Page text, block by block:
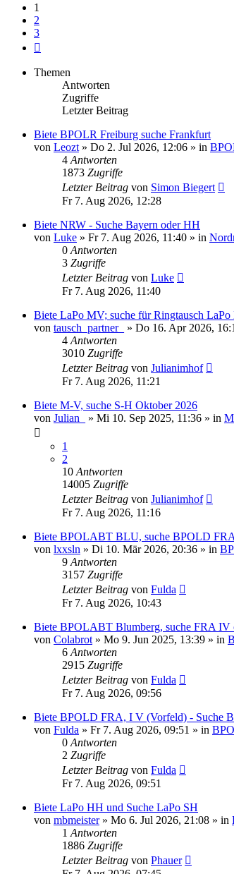
1
2
3
Themen
Antworten
Zugriffe
Letzter Beitrag
Biete BPOLR Freiburg suche Frankfurt
von Leozt » Do 2. Jul 2026, 12:06 » in
4 Antworten
1873 Zugriffe
Letzter Beitrag von Simon Biegert
Fr 7. Aug 2026, 12:28
Biete NRW - Suche Bayern oder HH
von Luke » Fr 7. Aug 2026, 11:40 » in
0 Antworten
3 Zugriffe
Letzter Beitrag von Luke
Fr 7. Aug 2026, 11:40
Biete LaPo MV; suche für Ringtausch LaPo
von tausch_partner_ » Do 16. Apr 2026,
4 Antworten
3010 Zugriffe
Letzter Beitrag von Julianimhof
Fr 7. Aug 2026, 11:21
Biete M-V, suche S-H Oktober 2026
von Julian_ » Mi 10. Sep 2025, 11:36 » in
1
2
10 Antworten
14005 Zugriffe
Letzter Beitrag von Julianimhof
Fr 7. Aug 2026, 11:16
Biete BPOLABT BLU, suche BPOLD
von lxxsln » Di 10. Mär 2026, 20:36 » in
9 Antworten
3157 Zugriffe
Letzter Beitrag von Fulda
Fr 7. Aug 2026, 10:43
Biete BPOLABT Blumberg, suche FRA IV
von Colabrot » Mo 9. Jun 2025, 13:39 » in
6 Antworten
2915 Zugriffe
Letzter Beitrag von Fulda
Fr 7. Aug 2026, 09:56
Biete BPOLD FRA, I V (Vorfeld) - Suche
von Fulda » Fr 7. Aug 2026, 09:51 » in
0 Antworten
2 Zugriffe
Letzter Beitrag von Fulda
Fr 7. Aug 2026, 09:51
Biete LaPo HH und Suche LaPo SH
von mbmeister» Mo 6. Jul 2026, 21:08 » in
1 Antworten
1886 Zugriffe
Letzter Beitrag von Phauer